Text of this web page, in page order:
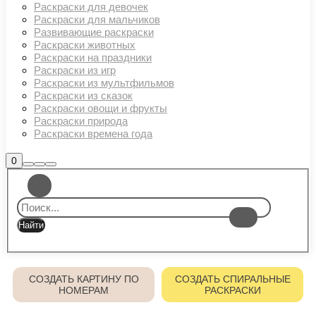
Раскраски для девочек
Раскраски для мальчиков
Развивающие раскраски
Раскраски животных
Раскраски на праздники
Раскраски из игр
Раскраски из мультфильмов
Раскраски из сказок
Раскраски овощи и фрукты
Раскраски природа
Раскраски времена года
0Боковая
панель
магазина
Найти
Больше
информации
Главное
меню
СОЗДАТЬ КАРТИНУ ПО
НОМЕРАМ
СОЗДАТЬ СПИРАЛЬНЫЕ
РАСКРАСКИ